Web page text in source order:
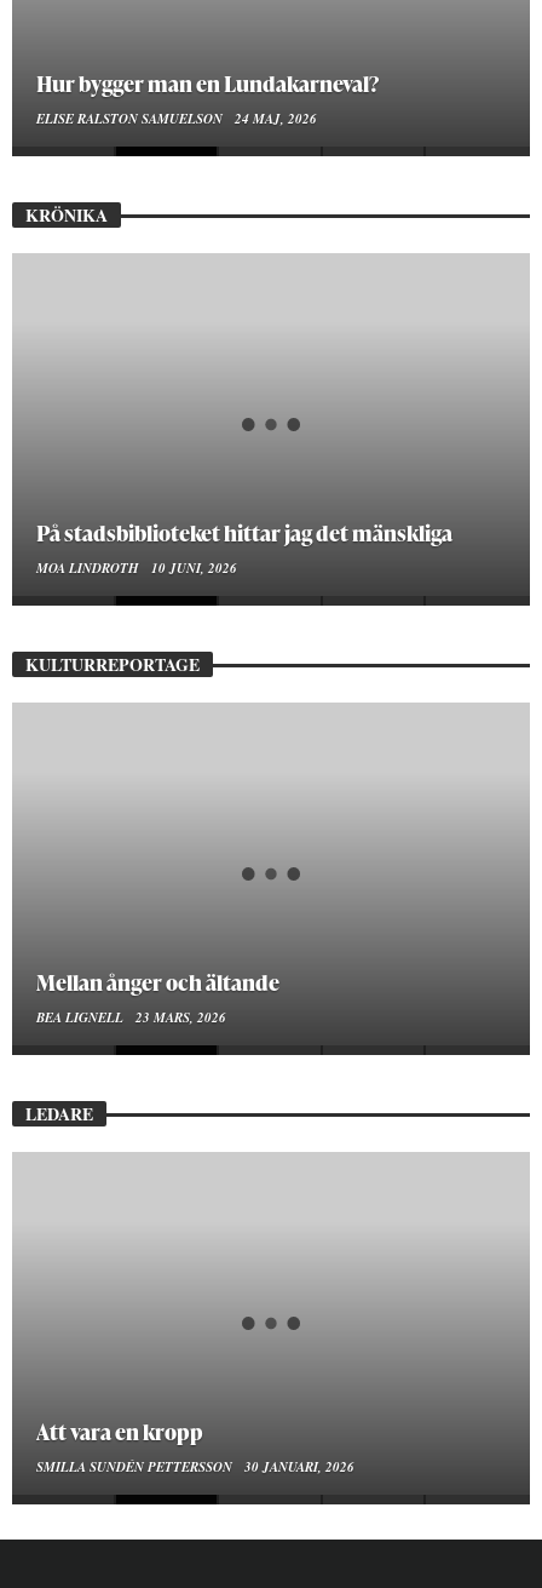
Hur bygger man en Lundakarneval?
ELISE RALSTON SAMUELSON 24 MAJ, 2026
KRÖNIKA
På stadsbiblioteket hittar jag det mänskliga
MOA LINDROTH 10 JUNI, 2026
KULTURREPORTAGE
Mellan ånger och ältande
BEA LIGNELL 23 MARS, 2026
LEDARE
Att vara en kropp
SMILLA SUNDÉN PETTERSSON 30 JANUARI, 2026